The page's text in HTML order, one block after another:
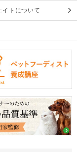
イトについて